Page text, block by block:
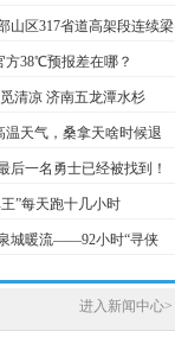
山区317省道高架段连续梁
方38℃预报差在哪？
清凉 济南五龙潭水杉
天气，桑拿天啥时候退
后一名勇士已经被找到！
”每天跑十几小时
城暖流——92小时“寻侠
进入新闻中心>